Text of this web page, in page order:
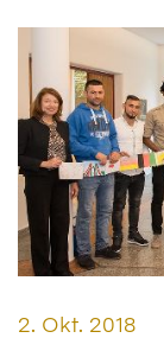
Datum:
2. Okt. 2018